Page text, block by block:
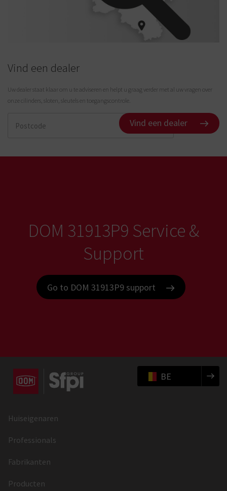
32.80
Vind een dealer
Uw dealer staat klaar om u te adviseren en helpt u graag verder met al uw vragen over
onze cilinders, sloten, sleutels en toegangscontrole.
Vind een dealer
DOM 31913P9 Service &
Support
Go to DOM 31913P9 support
BE
Huiseigenaren
Professionals
Fabrikanten
Producten